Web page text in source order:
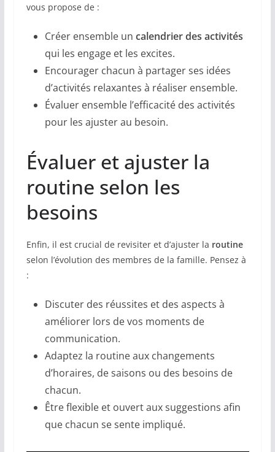
vous propose de :
Créer ensemble un calendrier des activités
qui les engage et les excites.
Encourager chacun à partager ses idées
d’activités relaxantes à réaliser ensemble.
Évaluer ensemble l’efficacité des activités
pour les ajuster au besoin.
Évaluer et ajuster la
routine selon les
besoins
Enfin, il est crucial de revisiter et d’ajuster la routine
selon l’évolution des membres de la famille. Pensez à
:
Discuter des réussites et des aspects à
améliorer lors de vos moments de
communication.
Adaptez la routine aux changements
d’horaires, de saisons ou des besoins de
chacun.
Être flexible et ouvert aux suggestions afin
que chacun se sente impliqué.